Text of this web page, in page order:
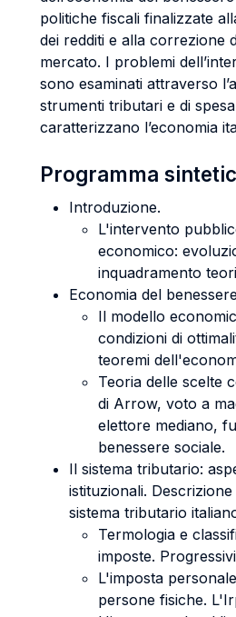
politiche fiscali finalizzate
dei redditi e alla correzione
mercato. I problemi
sono esaminati attraverso
strumenti tributari e di
caratterizzano l’economia
Programma
Introduzione.
L'intervento
economico:
inquadramento
Economia del
Il modello
condizioni di
teoremi
Teoria delle scelte
di Arrow, voto a
elettore mediano,
benessere sociale.
Il sistema tributario:
istituzionali.
sistema tributario
Termologia e
imposte.
L'imposta
persone fisiche.